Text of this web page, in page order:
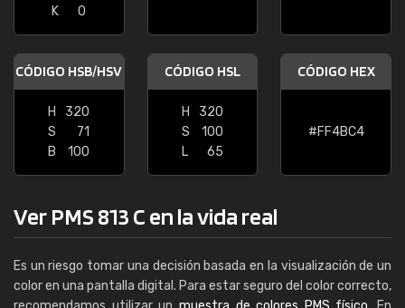
K
0
CÓDIGO HSB/HSV
H
320
S
71
B
100
CÓDIGO HSL
H
320
S
100
L
65
CÓDIGO HEX
#FF4BC4
Ver PMS 813 C en la vida real
Es un riesgo tomar una decisión basada en la visualización de un
color en una pantalla digital. Para estar seguro del color correcto,